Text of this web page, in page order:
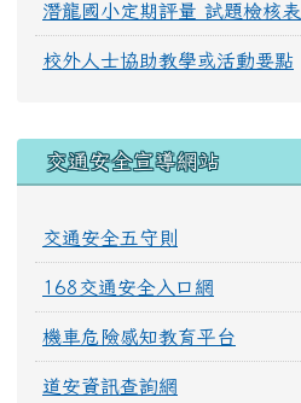
潛龍國小定期評量 試題檢核表
校外人士協助教學或活動要點
交通安全宣導網站
交通安全五守則
168交通安全入口網
機車危險感知教育平台
道安資訊查詢網